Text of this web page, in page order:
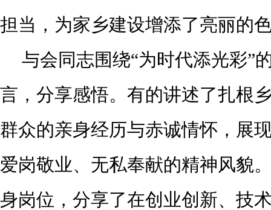
担当，为家乡建设增添了亮丽的
与会同志围绕“为时代添光彩”
言，分享感悟。有的讲述了扎根
群众的亲身经历与赤诚情怀，展
爱岗敬业、无私奉献的精神风貌
身岗位，分享了在创业创新、技